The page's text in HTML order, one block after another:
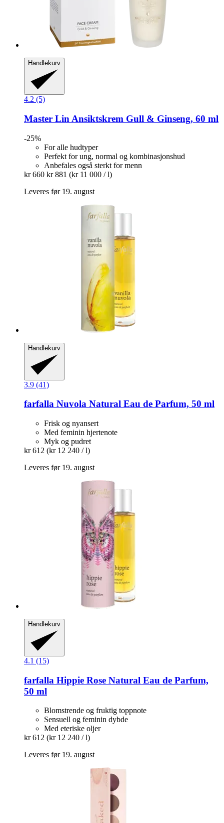
Handlekurv
4.2 (5)
Master Lin Ansiktskrem Gull & Ginseng, 60 ml
-25%
For alle hudtyper
Perfekt for ung, normal og kombinasjonshud
Anbefales også sterkt for menn
kr 660 kr 881 (kr 11 000 / l)
Leveres før 19. august
Handlekurv
3.9 (41)
farfalla Nuvola Natural Eau de Parfum, 50 ml
Frisk og nyansert
Med feminin hjertenote
Myk og pudret
kr 612 (kr 12 240 / l)
Leveres før 19. august
Handlekurv
4.1 (15)
farfalla Hippie Rose Natural Eau de Parfum,
50 ml
Blomstrende og fruktig toppnote
Sensuell og feminin dybde
Med eteriske oljer
kr 612 (kr 12 240 / l)
Leveres før 19. august